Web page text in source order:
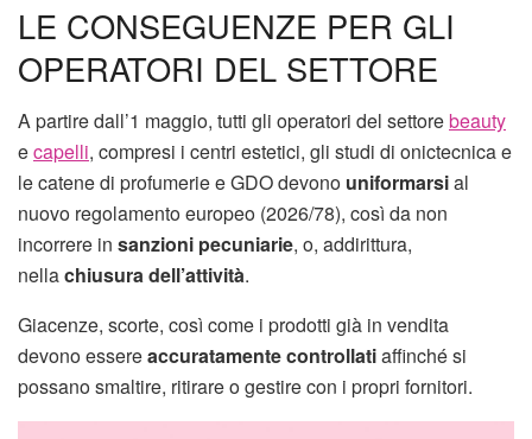
LE CONSEGUENZE PER GLI
OPERATORI DEL SETTORE
A partire dall’1 maggio, tutti gli operatori del settorebeauty
ecapelli, compresi i centri estetici, gli studi di onictecnica e
le catene di profumerie e GDO devono uniformarsial
nuovo regolamento europeo (2026/78), così da non
incorrere in sanzioni pecuniarie, o, addirittura,
nellachiusura dell’attività.
Giacenze, scorte, così come i prodotti già in vendita
devono essereaccuratamente controllatiaffinché si
possano smaltire, ritirare o gestire con i propri fornitori.